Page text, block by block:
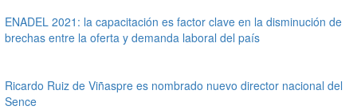
ENADEL 2021: la capacitación es factor clave en la disminución de
brechas entre la oferta y demanda laboral del país
Ricardo Ruiz de Viñaspre es nombrado nuevo director nacional del
Sence